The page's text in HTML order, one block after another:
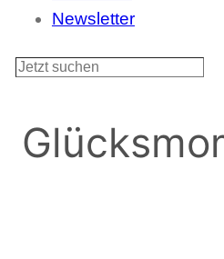
Newsletter
S
h